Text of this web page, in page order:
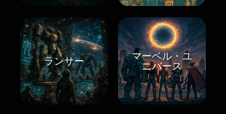
ランサー
マーベル・ユ
ニバース